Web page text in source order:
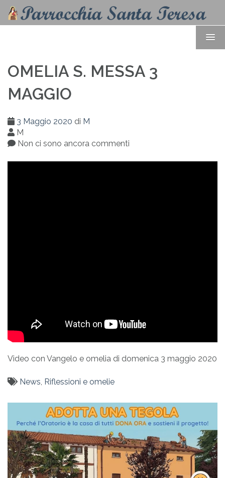
OMELIA S. MESSA 3
MAGGIO
3 Maggio 2020 di M
M
Non ci sono ancora commenti
Video con Vangelo e omelia di domenica 3 maggio 2020
News Riflessioni e omelie